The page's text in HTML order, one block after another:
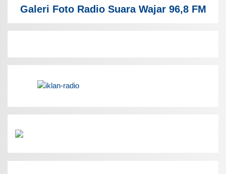
Galeri Foto Radio Suara Wajar 96,8 FM